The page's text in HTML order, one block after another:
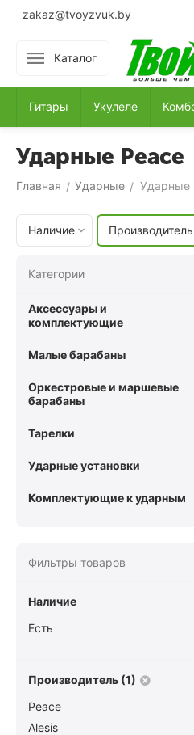
zakaz@tvoyzvuk.by
Каталог
Гитары Укулеле
Ударные Peace
Главная / Ударные / Ударные
Наличие Производитель
Категории
Аксессуары и
комплектующие
Малые барабаны
Оркестровые и маршевые
барабаны
Тарелки
Ударные установки
Комплектующие к ударным
Фильтры товаров
Наличие
Есть
Производитель (1)
Peace
Alesis